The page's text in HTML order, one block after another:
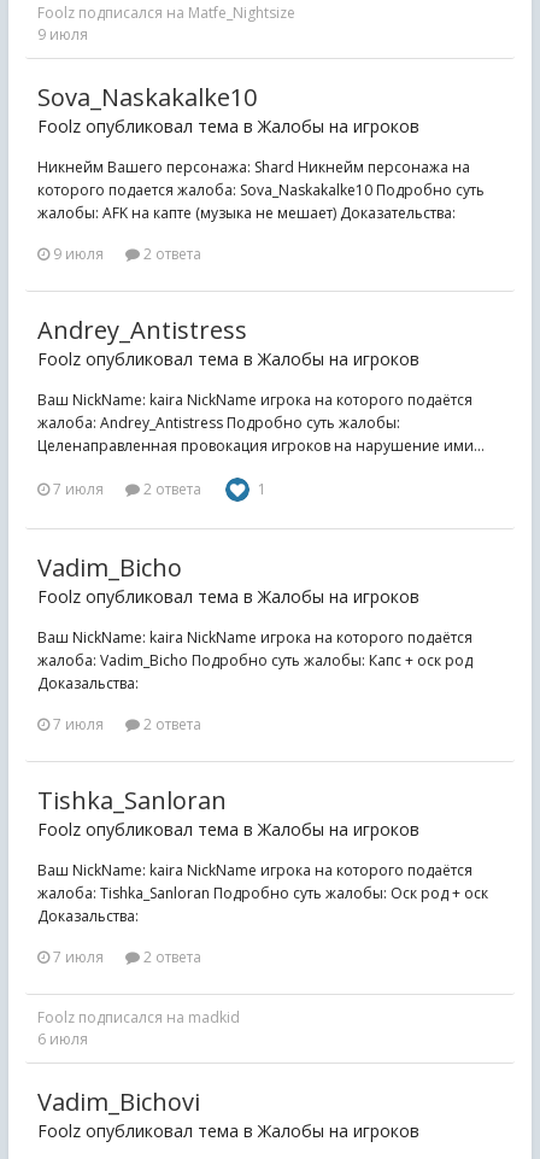
Foolz подписался на Matfe_Nightsize
9 июля
Sova_Naskakalke10
Foolz опубликовал тема в Жалобы на игроков
Никнейм Вашего персонажа: Shard Никнейм персонажа на
которого подается жалоба: Sova_Naskakalke10 Подробно суть
жалобы: AFK на капте (музыка не мешает) Доказательства:
9 июля
2 ответа
Andrey_Antistress
Foolz опубликовал тема в Жалобы на игроков
Ваш NickName: kaira NickName игрока на которого подаётся
жалоба: Andrey_Antistress Подробно суть жалобы:
Целенаправленная провокация игроков на нарушение ими...
7 июля 2 ответа 1
Vadim_Bicho
Foolz опубликовал тема в Жалобы на игроков
Ваш NickName: kaira NickName игрока на которого подаётся
жалоба: Vadim_Bicho Подробно суть жалобы: Капс + оск род
Доказальства:
7 июля
2 ответа
Tishka_Sanloran
Foolz опубликовал тема в Жалобы на игроков
Ваш NickName: kaira NickName игрока на которого подаётся
жалоба: Tishka_Sanloran Подробно суть жалобы: Оск род + оск
Доказальства:
7 июля
2 ответа
Foolz подписался на madkid
6 июля
Vadim_Bichovi
Foolz опубликовал тема в Жалобы на игроков